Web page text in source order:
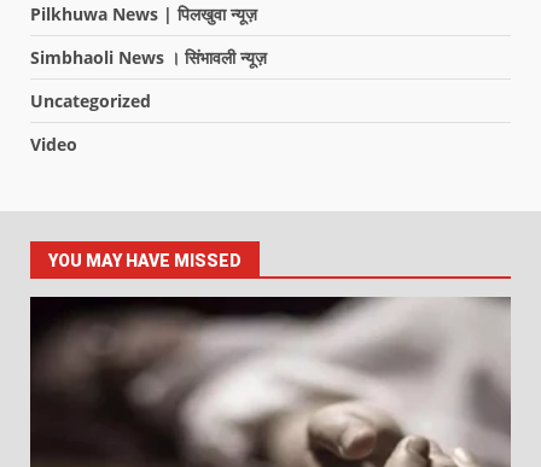
Pilkhuwa News | पिलखुवा न्यूज़
Simbhaoli News । सिंभावली न्यूज़
Uncategorized
Video
YOU MAY HAVE MISSED